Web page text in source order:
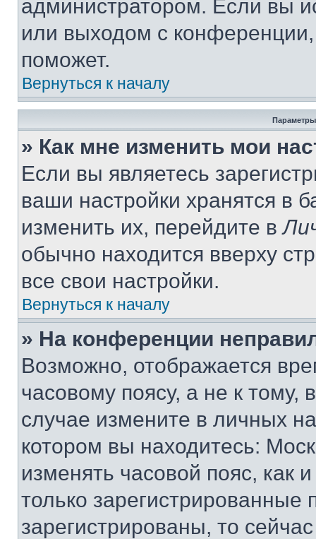
администратором. Если вы
или выходом с
поможет.
Вернуться к началу
Параметры
» Как мне изменить мои
Если вы являетесь
ваши настройки хранятся в
изменить их, перейдите в
обычно находится вверху
все свои настройки.
Вернуться к началу
» На конференции
Возможно, отображается
часовому поясу, а не к тому,
случае измените в личных
котором вы находитесь:
изменять часовой пояс, как
только
зарегистрированы, то